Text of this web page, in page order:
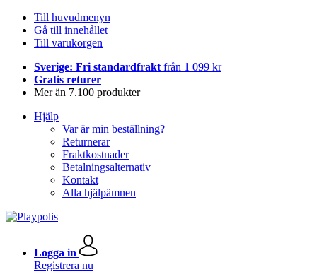
Till huvudmenyn
Gå till innehållet
Till varukorgen
Sverige: Fri standardfrakt från 1 099 kr
Gratis returer
Mer än 7.100 produkter
Hjälp
Var är min beställning?
Returnerar
Fraktkostnader
Betalningsalternativ
Kontakt
Alla hjälpämnen
Logga in
Registrera nu